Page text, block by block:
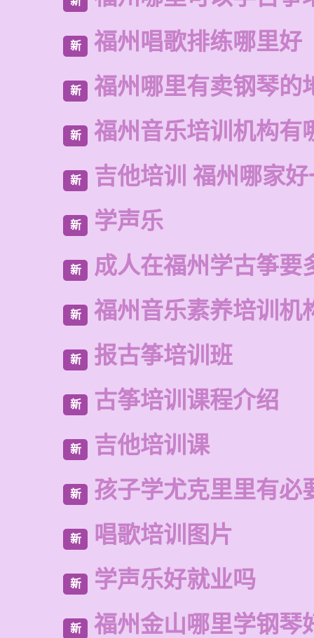
新 福州唱歌排练哪里好
新 福州哪里有卖钢琴的
新 福州音乐培训机构有
新 吉他培训 福州哪家
新 学声乐
新 成人在福州学古筝要
新 福州音乐素养培训机
新 报古筝培训班
新 古筝培训课程介绍
新 吉他培训课
新 孩子学尤克里里有必
新 唱歌培训图片
新 学声乐好就业吗
新 福州金山哪里学钢琴